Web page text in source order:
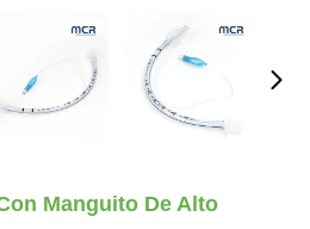
Manguito De Alto